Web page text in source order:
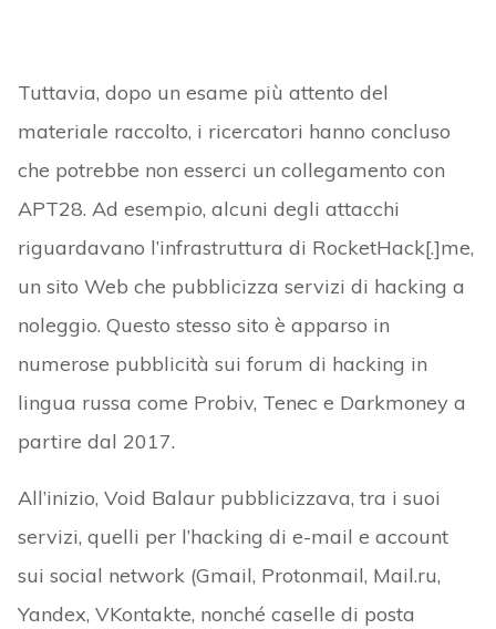
Tuttavia, dopo un esame più attento del
materiale raccolto, i ricercatori hanno concluso
che potrebbe non esserci un collegamento con
APT28. Ad esempio, alcuni degli attacchi
riguardavano l’infrastruttura di RocketHack[.]me,
un sito Web che pubblicizza servizi di hacking a
noleggio. Questo stesso sito è apparso in
numerose pubblicità sui forum di hacking in
lingua russa come Probiv, Tenec e Darkmoney a
partire dal 2017.
All’inizio, Void Balaur pubblicizzava, tra i suoi
servizi, quelli per l’hacking di e-mail e account
sui social network (Gmail, Protonmail, Mail.ru,
Yandex, VKontakte, nonché caselle di posta